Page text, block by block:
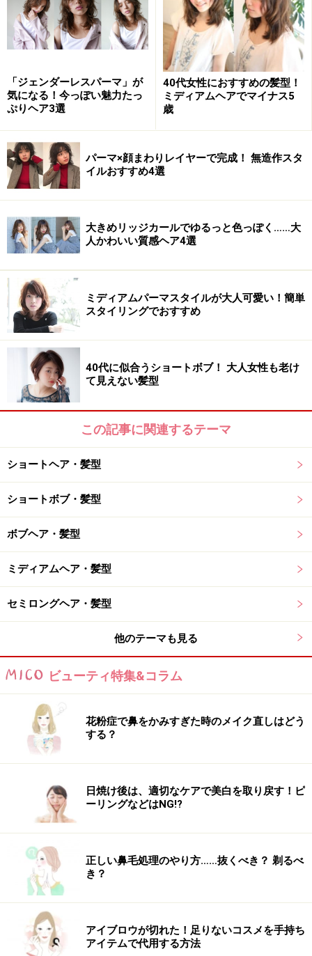
おすすめ2：ハンサムショート（画像提供：bangs［バング
ス］）
はふんわりとボリューム感を作り、襟足はすっきりさせ
て、メリハリのある丸みシルエットを叶えました。ま
ライトを入れて立体感をプラス。垢抜け＆小顔見せに効
果的です。
【このスタイルが似合う髪のタイプ】
髪量：少ない～多い
髪質：柔らかい～硬い
顔型：四角・卵型・丸・逆三角
髪のクセ：なし～少し
おすすめ3：スタイリッシュショート
おすすめ3：スタイリッシュショート
かきあげバングショート。首まわりの襟足部分はタイト
にカットし、バングにボリューム感をもたせてメリハリ
をつけました。カラーは、アッシュを採用して、フェミ
ニンに仕上げつつフェイスラインの引き締め効果を意識
しました。
【このスタイルが似合う髪のタイプ】
髪量：普通～多い
顔型：四角・卵型・丸・面長・逆三角
髪のクセ：なし～少し
■ 参考記事
かきあげバングで色気のあるショートヘア
※記事内容は執筆時点のものです。最新の内容をご確認くださ
「ジェンダーレスパーマ」が
気になる！今っぽい魅力たっ
ぷりヘア3選
40代女性におすすめの髪型！
ミディアムヘアでマイナス5
歳
パーマ×顔まわりレイヤーで完成！ 無造作スタ
イルおすすめ4選
大きめリッジカールでゆるっと色っぽく……大
人かわいい質感ヘア4選
ミディアムパーマスタイルが大人可愛い！簡単
スタイリングでおすすめ
40代に似合うショートボブ！ 大人女性も老け
て見えない髪型
この記事に関連するテーマ
ショートヘア・髪型
ショートボブ・髪型
ボブヘア・髪型
ミディアムヘア・髪型
セミロングヘア・髪型
他のテーマも見る
ビューティ特集&コラム
花粉症で鼻をかみすぎた時のメイク直しはどう
する？
日焼け後は、適切なケアで美白を取り戻す！ピ
ーリングなどはNG!?
正しい鼻毛処理のやり方……抜くべき？ 剃るべ
き？
アイブロウが切れた！足りないコスメを手持ち
アイテムで代用する方法